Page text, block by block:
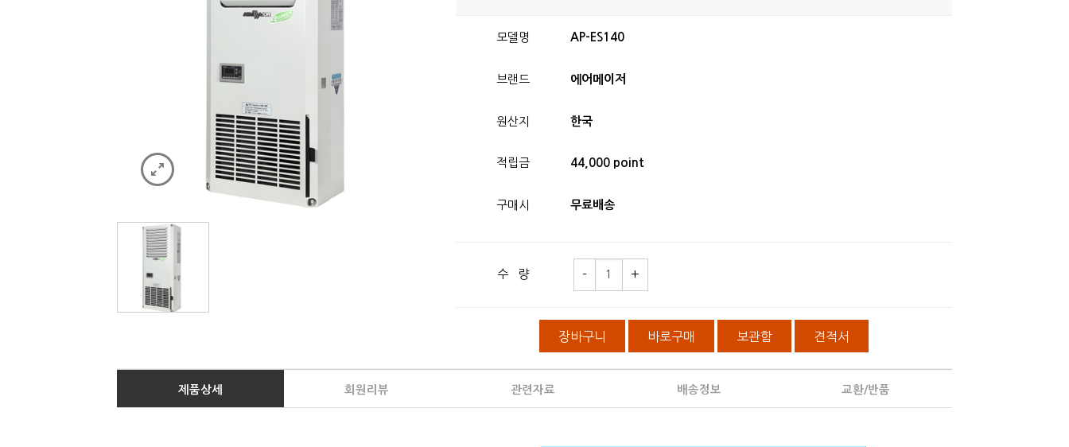
모델명 AP-ES140
브랜드 에어메이저
원산지 한국
적립금 44,000 point
구매시 무료배송
수 량
장바구니 바로구매 보관함 견적서
제품상세 회원리뷰 관련자료 배송정보 교환/반품